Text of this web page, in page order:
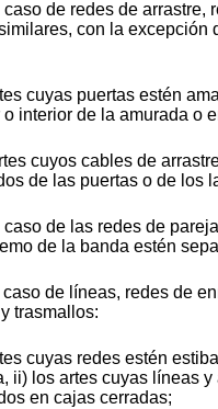
caso de redes de arrastre,
con la excepción
cuyas puertas estén
o interior de la amurada o
cuyos cables de
de las puertas o de los
caso de las redes de
de la banda estén
de líneas, redes de
trasmallos:
cuyas redes estén
ii) los artes cuyas líneas y
en cajas cerradas;